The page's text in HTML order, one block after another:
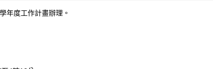
年度工作計畫辦理。